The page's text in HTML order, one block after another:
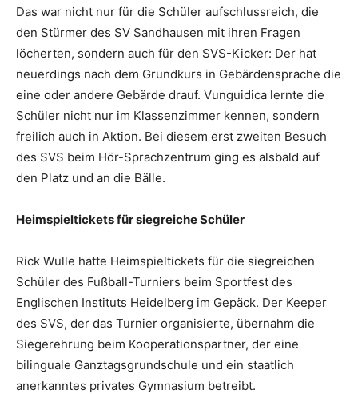
Das war nicht nur für die Schüler aufschlussreich, die
den Stürmer des SV Sandhausen mit ihren Fragen
löcherten, sondern auch für den SVS-Kicker: Der hat
neuerdings nach dem Grundkurs in Gebärdensprache die
eine oder andere Gebärde drauf. Vunguidica lernte die
Schüler nicht nur im Klassenzimmer kennen, sondern
freilich auch in Aktion. Bei diesem erst zweiten Besuch
des SVS beim Hör-Sprachzentrum ging es alsbald auf
den Platz und an die Bälle.
Heimspieltickets für siegreiche Schüler
Rick Wulle hatte Heimspieltickets für die siegreichen
Schüler des Fußball-Turniers beim Sportfest des
Englischen Instituts Heidelberg im Gepäck. Der Keeper
des SVS, der das Turnier organisierte, übernahm die
Siegerehrung beim Kooperationspartner, der eine
bilinguale Ganztagsgrundschule und ein staatlich
anerkanntes privates Gymnasium betreibt.